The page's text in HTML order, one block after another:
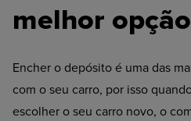
melhor
Encher o depósito é uma das
com o seu carro, por isso
escolher o seu carro novo, o